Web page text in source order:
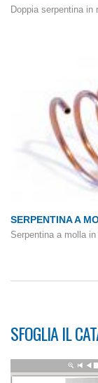
Doppia serpentina in
SERPENTINA A
Serpentina a molla in
SFOGLIA IL